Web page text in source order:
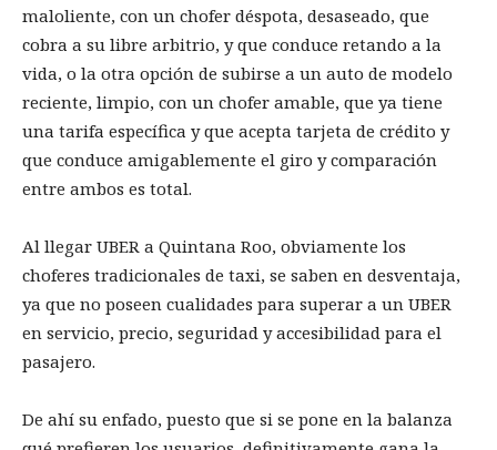
maloliente, con un chofer déspota, desaseado, que
cobra a su libre arbitrio, y que conduce retando a la
vida, o la otra opción de subirse a un auto de modelo
reciente, limpio, con un chofer amable, que ya tiene
una tarifa específica y que acepta tarjeta de crédito y
que conduce amigablemente el giro y comparación
entre ambos es total.
Al llegar UBER a Quintana Roo, obviamente los
choferes tradicionales de taxi, se saben en desventaja,
ya que no poseen cualidades para superar a un UBER
en servicio, precio, seguridad y accesibilidad para el
pasajero.
De ahí su enfado, puesto que si se pone en la balanza